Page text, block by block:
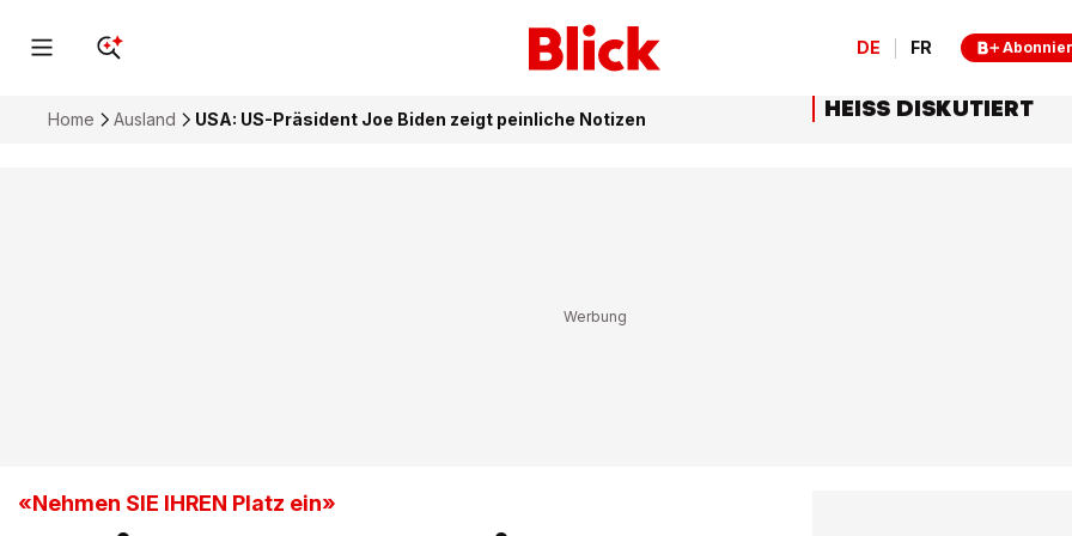
DE FR
Home Ausland USA: US-Präsident Joe Biden zeigt peinliche Notizen
«Nehmen SIE IHREN Platz ein»
HEISS DISKUTIERT